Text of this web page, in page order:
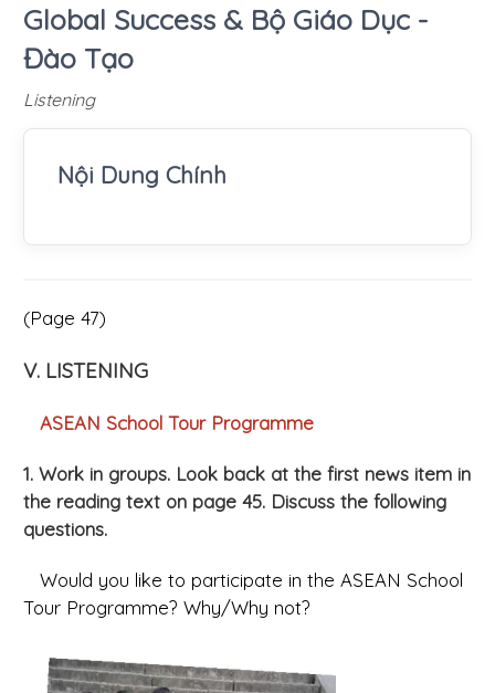
Global Success & Bộ Giáo Dục -
Đào Tạo
Listening
Nội Dung Chính
(Page 47)
V. LISTENING
ASEAN School Tour Programme
1. Work in groups. Look back at the first news item in
the reading text on page 45. Discuss the following
questions.
Would you like to participate in the ASEAN School
Tour Programme? Why/Why not?